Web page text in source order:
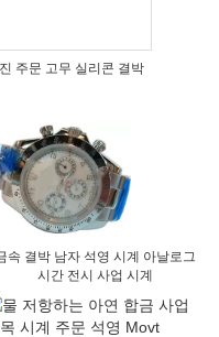
주문 고무 실리콘 결박
속 결박 남자 석영 시계 아날로그
시간 전시 사업 시계